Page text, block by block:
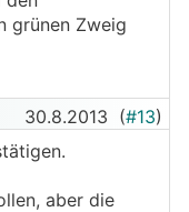
grünen Zweig
30.8.2013 (#13)
aber die